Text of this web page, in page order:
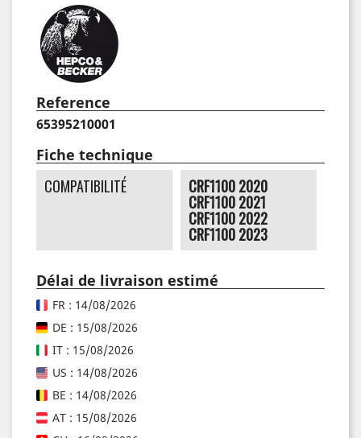
Reference
65395210001
Fiche technique
COMPATIBILITÉ CRF1100 2020
CRF1100 2021
CRF1100 2022
CRF1100 2023
Délai de livraison estimé
FR : 14/08/2026
DE : 15/08/2026
IT : 15/08/2026
US : 14/08/2026
BE : 14/08/2026
AT : 15/08/2026